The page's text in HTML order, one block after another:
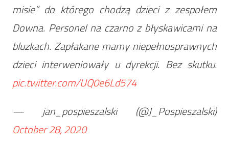
misie” do którego chodzą dzieci z zespołem
Downa. Personel na czarno z błyskawicami na
bluzkach. Zapłakane mamy niepełnosprawnych
dzieci interweniowały u dyrekcji. Bez skutku.
pic.twitter.com/UQ0e6Ld574
— jan_pospieszalski (@J_Pospieszalski)
October 28, 2020